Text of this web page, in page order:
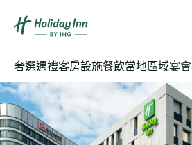
奢選遇禮客房設施餐飲當地區域宴